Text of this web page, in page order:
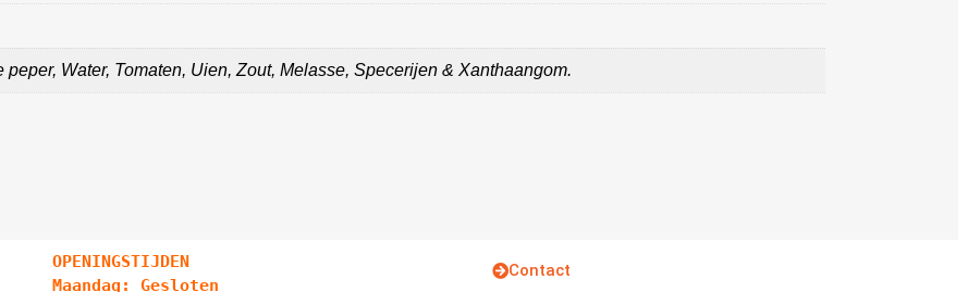
peper, Water, Tomaten, Uien, Zout, Melasse, Specerijen & Xanthaangom.
OPENINGSTIJDEN
Maandag: Gesloten
Contact